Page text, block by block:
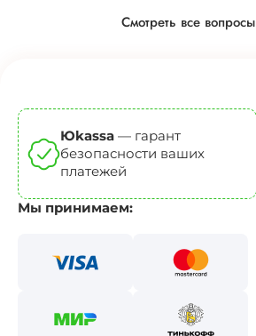
Смотреть все вопросы
Юkassa — гарант
безопасности ваших
платежей
Мы принимаем: